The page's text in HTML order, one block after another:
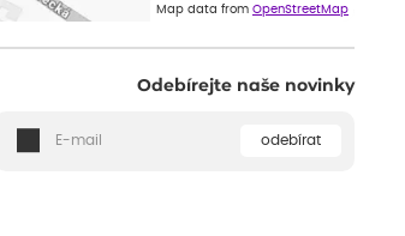
Map data from OpenStreetMap
Odebírejte naše novinky
odebírat